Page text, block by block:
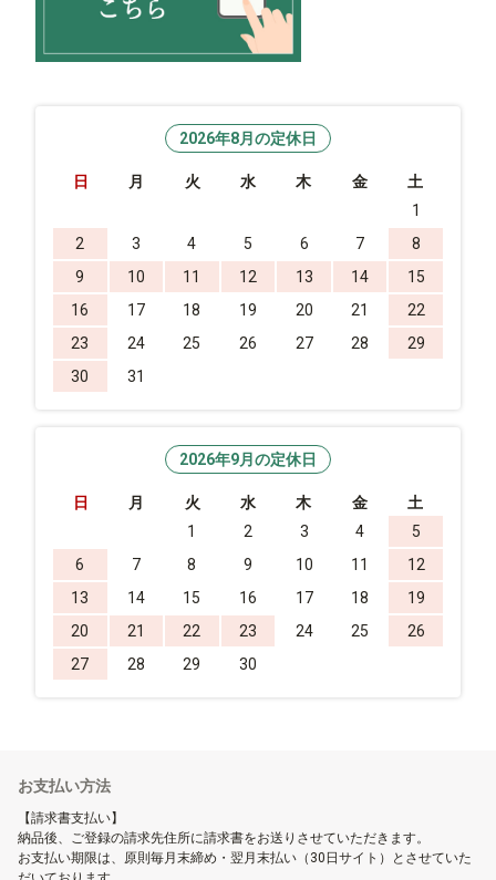
2026年8月の定休日
日 月 火 水 木 金
土
1
2
3 4 5 6 7
8
9
10 11 12 13 14
15
16
17 18 19 20 21
22
23
24 25 26 27 28
29
30
31
2026年9月の定休日
日 月 火 水 木 金
土
1
2 3 4
5
6
7 8 9 10 11
12
13
14 15 16 17 18
19
20
21 22 23 24 25
26
27
28 29 30
お支払い方法
【請求書支払い】
納品後、ご登録の請求先住所に請求書をお送りさせていただきます。
お支払い期限は、原則毎月末締め・翌月末払い（30日サイト）とさせていた